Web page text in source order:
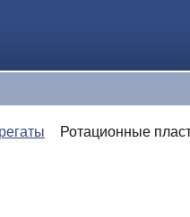
Ротационные